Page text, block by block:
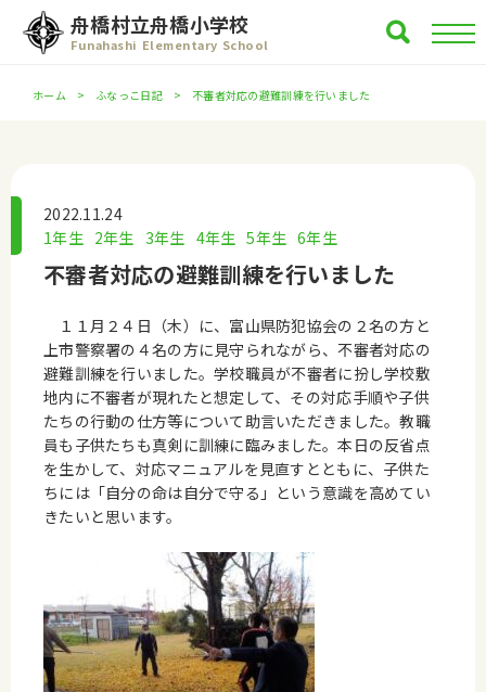
舟橋村立舟橋小学校
Funahashi Elementary School
ホーム ふなっこ日記 不審者対応の避難訓練を行いました
2022.11.24
1年生 2年生 3年生 4年生 5年生 6年生
不審者対応の避難訓練を行いました
１１月２４日（木）に、富山県防犯協会の２名の方と
上市警察署の４名の方に見守られながら、不審者対応の
避難訓練を行いました。学校職員が不審者に扮し学校敷
地内に不審者が現れたと想定して、その対応手順や子供
たちの行動の仕方等について助言いただきました。教職
員も子供たちも真剣に訓練に臨みました。本日の反省点
を生かして、対応マニュアルを見直すとともに、子供た
ちには「自分の命は自分で守る」という意識を高めてい
きたいと思います。